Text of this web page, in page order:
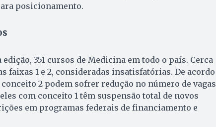
posicionamento.
edição, 351 cursos de Medicina em todo o país. Cerca
faixas 1 e 2, consideradas insatisfatórias. De acordo
2 podem sofrer redução no número de vagas
com conceito 1 têm suspensão total de novos
em programas federais de financiamento e